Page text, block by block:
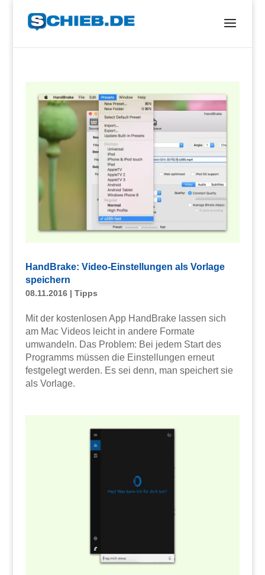
HandBrake: Video-Einstellungen als Vorlage
speichern
08.11.2016| Tipps
Mit der kostenlosen App HandBrake lassen sich
am Mac Videos leicht in andere Formate
umwandeln. Das Problem: Bei jedem Start des
Programms müssen die Einstellungen erneut
festgelegt werden. Es sei denn, man speichert sie
als Vorlage.